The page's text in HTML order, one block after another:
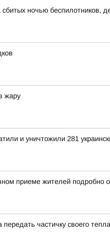
ночью беспилотников,
жару
и уничтожили 281
приеме жителей подробно
передать частичку своего